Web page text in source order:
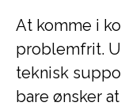
At komme i
problemfrit.
teknisk
bare ønsker